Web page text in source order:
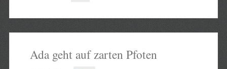
Ada geht auf zarten Pfoten